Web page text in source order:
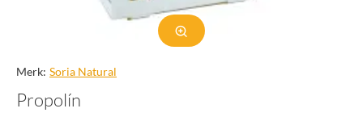
Merk: Soria Natural
Propolín